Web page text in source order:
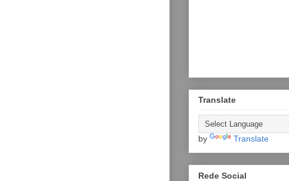
Translate
by Translate
Rede Social